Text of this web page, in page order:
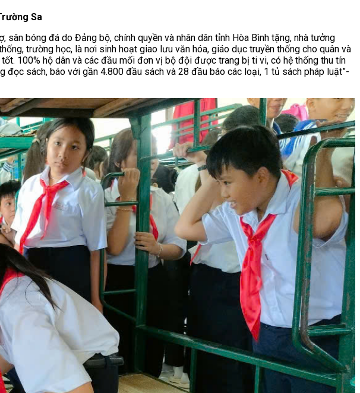
Sa
bóng đá do Đảng bộ, chính quyền và nhân dân tỉnh Hòa Bình tặng, nhà tưởng
trường học, là nơi sinh hoạt giao lưu văn hóa, giáo dục truyền thống cho quân và
100% hộ dân và các đầu mối đơn vị bộ đội được trang bị ti vi, có hệ thống thu tín
sách, báo với gần 4.800 đầu sách và 28 đầu báo các loại, 1 tủ sách pháp luật”-